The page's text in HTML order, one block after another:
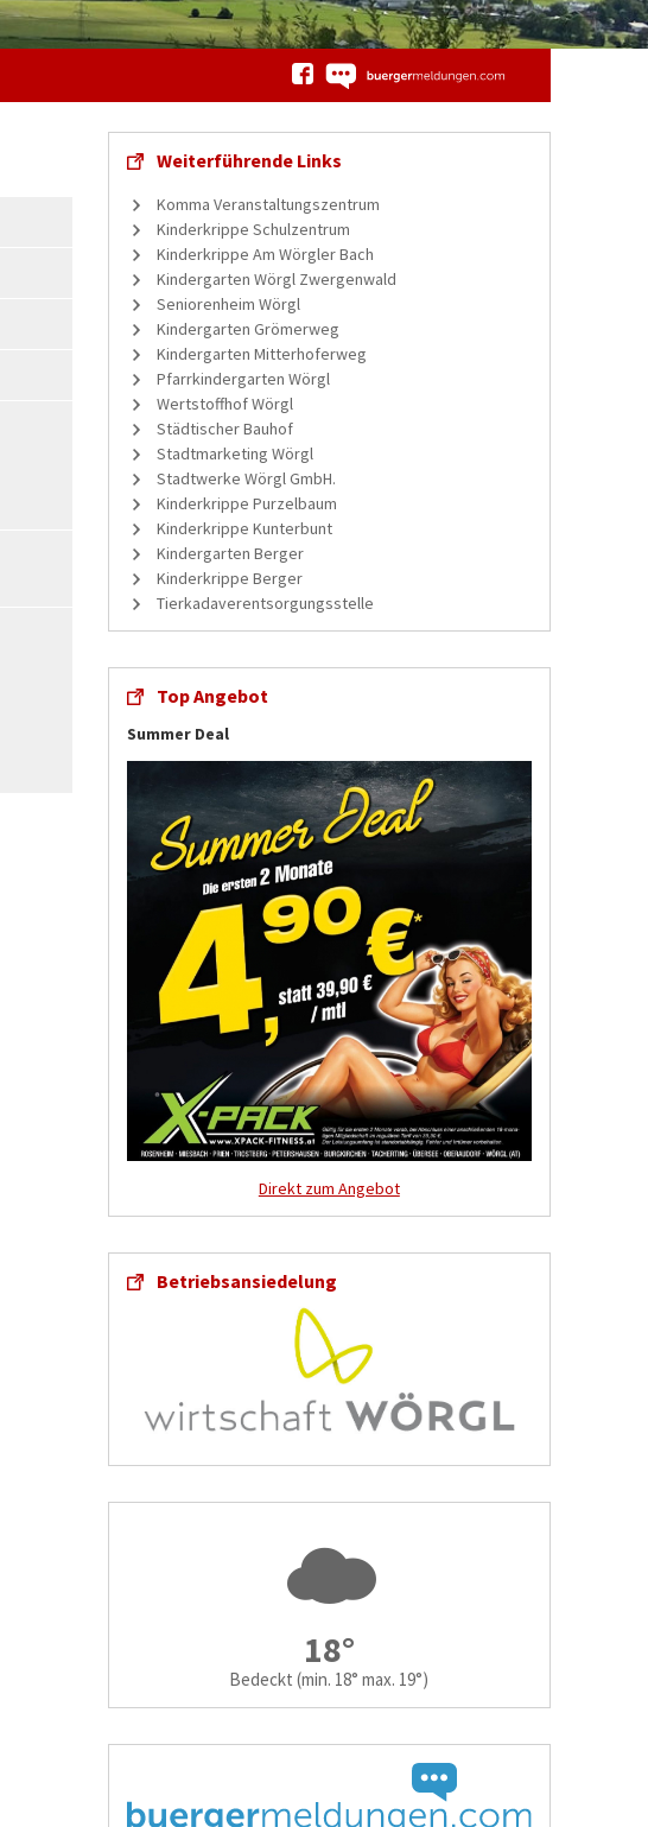
Weiterführende Links
Komma Veranstaltungszentrum
Kinderkrippe Schulzentrum
Kinderkrippe Am Wörgler Bach
Kindergarten Wörgl Zwergenwald
Seniorenheim Wörgl
Kindergarten Grömerweg
Kindergarten Mitterhoferweg
Pfarrkindergarten Wörgl
Wertstoffhof Wörgl
Städtischer Bauhof
Stadtmarketing Wörgl
Stadtwerke Wörgl GmbH.
Kinderkrippe Purzelbaum
Kinderkrippe Kunterbunt
Kindergarten Berger
Kinderkrippe Berger
Tierkadaverentsorgungsstelle
Top Angebot
Summer Deal
Direkt zum Angebot
Betriebsansiedelung
18°
Bedeckt (min. 18° max. 19°)